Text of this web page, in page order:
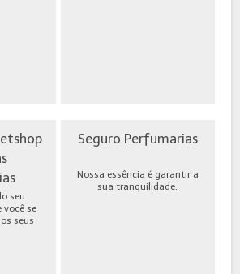
seu
você se
seus
Seguro Perfumarias
Nossa essência é garantir a
sua tranquilidade.